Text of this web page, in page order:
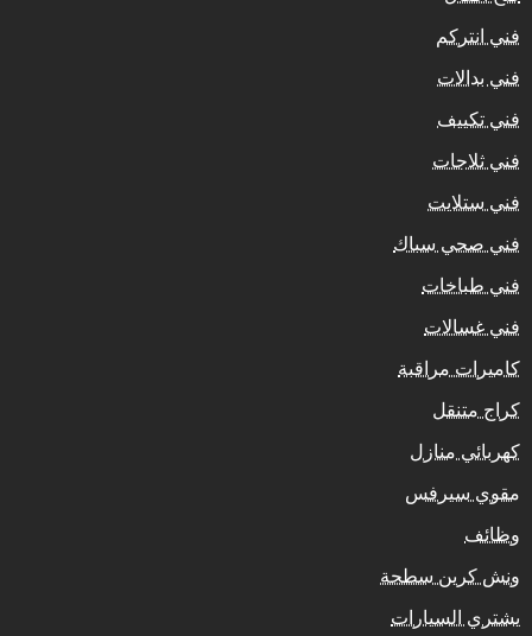
فني انتركم
فني بدالات
فني تكييف
فني ثلاجات
فني ستلايت
فني صحي سباك
فني طباخات
فني غسالات
كاميرات مراقبة
كراج متنقل
كهربائي منازل
مقوي سيرفس
وظائف
ونش كرين سطحة
يشتري السيارات